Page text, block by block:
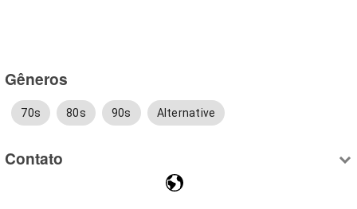
Gêneros
70s 80s 90s Alternative
Contato